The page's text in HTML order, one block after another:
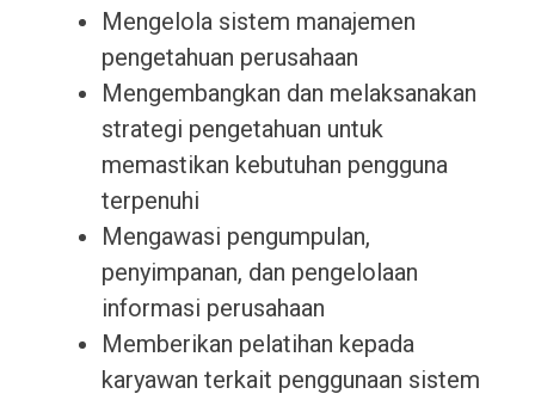
Mengelola sistem manajemen
pengetahuan perusahaan
Mengembangkan dan melaksanakan
strategi pengetahuan untuk
memastikan kebutuhan pengguna
terpenuhi
Mengawasi pengumpulan,
penyimpanan, dan pengelolaan
informasi perusahaan
Memberikan pelatihan kepada
karyawan terkait penggunaan sistem